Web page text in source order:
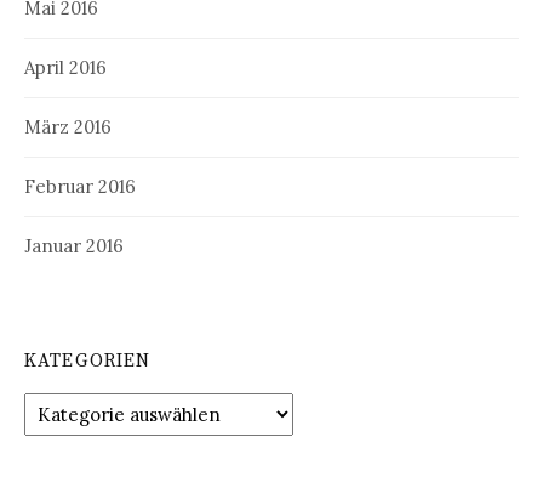
Mai 2016
April 2016
März 2016
Februar 2016
Januar 2016
KATEGORIEN
Kategorien